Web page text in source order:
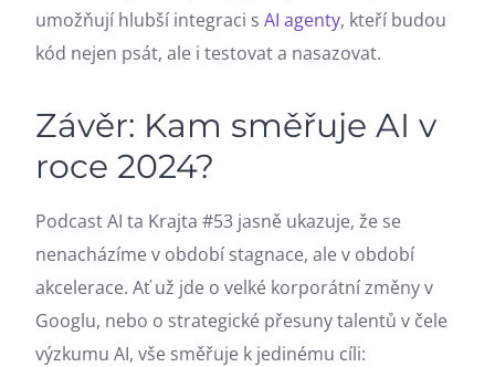
umožňují hlubší integraci s AI agenty, kteří budou
kód nejen psát, ale i testovat a nasazovat.
Závěr: Kam směřuje AI v
roce 2024?
Podcast AI ta Krajta #53 jasně ukazuje, že se
nenacházíme v období stagnace, ale v období
akcelerace. Ať už jde o velké korporátní změny v
Googlu, nebo o strategické přesuny talentů v čele
výzkumu AI, vše směřuje k jedinému cíli: